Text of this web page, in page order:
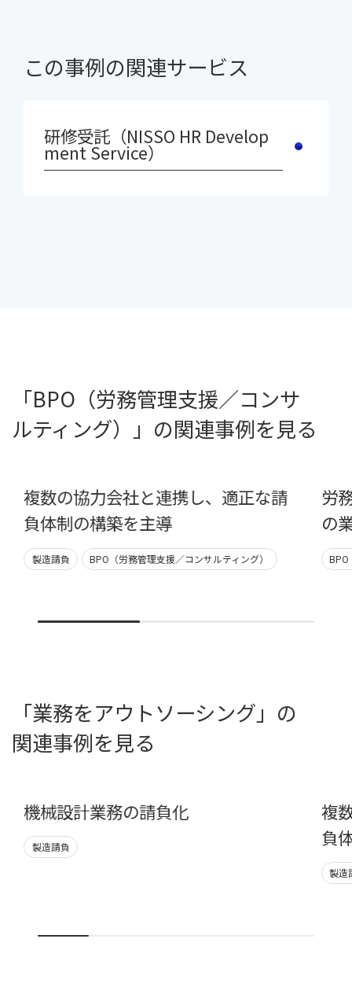
この事例の関連サービス
研修受託（NISSO HR Develop
ment Service）
「BPO（労務管理支援／コンサ
ルティング）」の関連事例を見る
複数の協力会社と連携し、適正な請
負体制の構築を主導
製造請負 BPO（労務管理支援／コンサルティング）
労
の
BPO
「業務をアウトソーシング」の
関連事例を見る
機械設計業務の請負化
製造請負
複
負
製造